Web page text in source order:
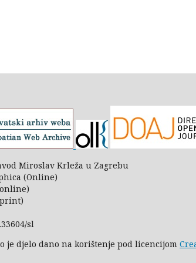
Miroslav Krleža u Zagrebu
(Online)
sl
je djelo dano na korištenje pod licencijom